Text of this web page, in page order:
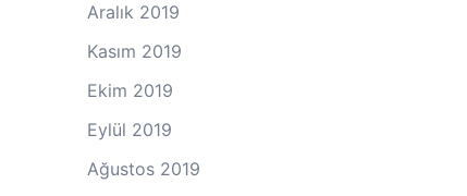
Aralık 2019
Kasım 2019
Ekim 2019
Eylül 2019
Ağustos 2019